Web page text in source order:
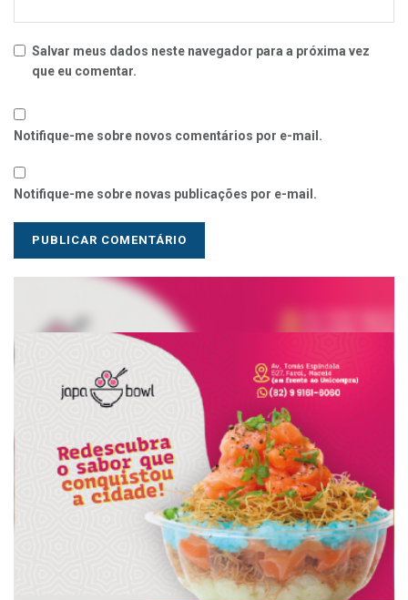
Salvar meus dados neste navegador para a próxima vez
que eu comentar.
Notifique-me sobre novos comentários por e-mail.
Notifique-me sobre novas publicações por e-mail.